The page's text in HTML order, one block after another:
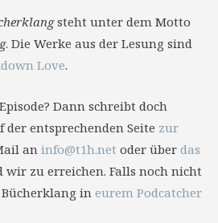
steht unter dem Motto
. Die Werke aus der Lesung sind
Love.
Dann schreibt doch
entsprechenden Seite zur
an info@t1h.net oder über das
wir zu erreichen. Falls noch nicht
in eurem Podcatcher